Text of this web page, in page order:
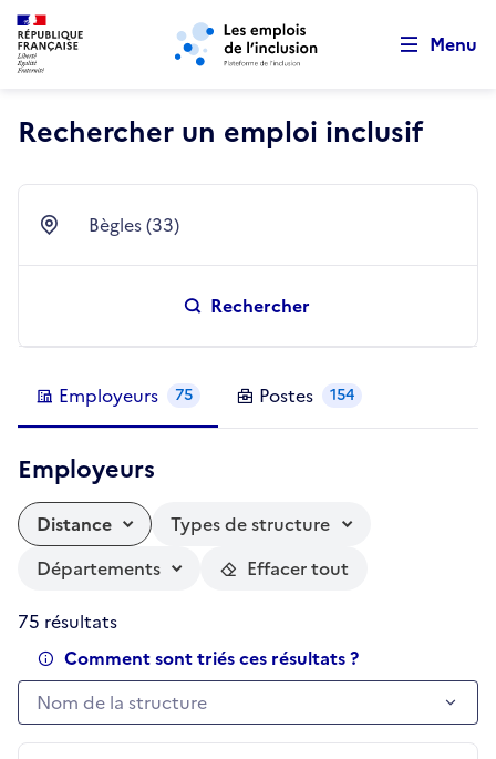
Aller au menu principal Aller au contenu principal
Menu
Rechercher un emploi inclusif
Ville Bègles (33)
Rechercher
Employeurs 75 Postes 154
Employeurs
Distance
Types de structure
Départements
Effacer tout
75 résultats
Comment sont triés ces résultats ?
Nom de la structure
Nom de la structure
Retour au début de la page
Panneau de gestion des cookies